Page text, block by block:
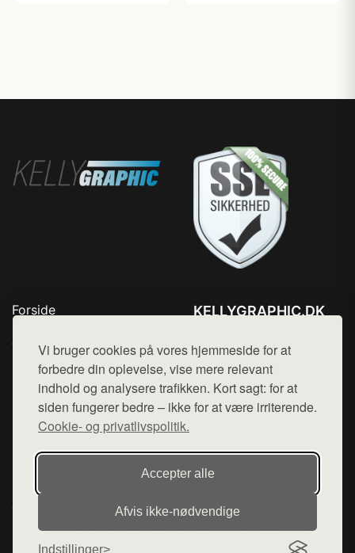
Vi bruger cookies på vores hjemmeside for at
forbedre din oplevelse, vise mere relevant
indhold og analysere trafikken. Kort sagt: for at
siden fungerer bedre – ikke for at være irriterende.
Cookie- og privatlivspolitik.
Accepter alle
Afvis ikke‑nødvendige
Indstillinger
Forside
Top Rabatter
Blog
Kontakt
KELLYGRAPHIC.DK
Mail: hej@want.dk
Cookie- og privatlivspolitik
Denne side er en del af want.dk, der udgiver en række
hjemmesider med præsentation af forskellige produkter fra
diverse webshops. Der sælges ikke varer fra denne side - vi
varerne på lager.